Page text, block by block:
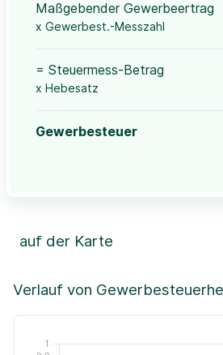
Maßgebender Gewerbeertrag
x Gewerbest.-Messzahl
= Steuermess-Betrag
x Hebesatz
Gewerbesteuer
Verlauf von
auf der Karte
+
Leaflet|©OpenStreetMap, ©CartoDB,